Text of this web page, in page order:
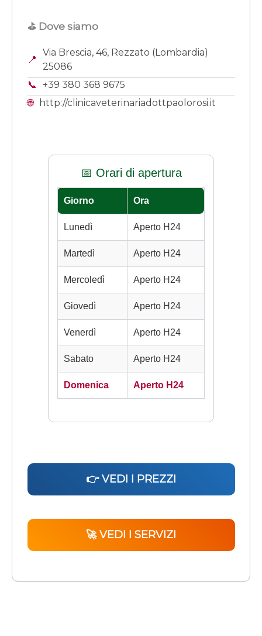
⛳ Dove siamo
📍
Via Brescia, 46, Rezzato (Lombardia)
25086
📞
+39 380 368 9675
🌐
http://clinicaveterinariadottpaolorosi.it
📅 Orari di apertura
Giorno Ora
Lunedì Aperto H24
Martedì Aperto H24
Mercoledì Aperto H24
Giovedì Aperto H24
Venerdì Aperto H24
Sabato Aperto H24
Domenica Aperto H24
👉 VEDI I PREZZI
🚀 VEDI I SERVIZI